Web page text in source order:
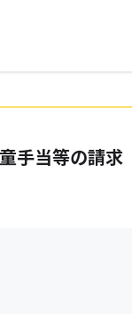
手当等の請求